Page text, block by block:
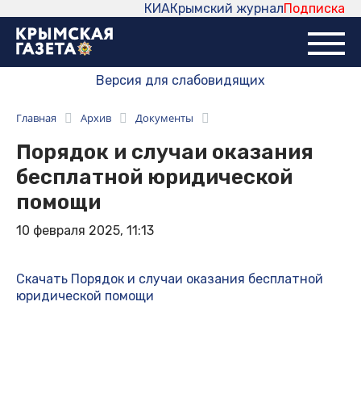
Подписка
Крымский журнал
КИА
Версия для слабовидящих
Главная Архив Документы
Порядок и случаи оказания
бесплатной юридической
помощи
10 февраля 2025, 11:13
Скачать Порядок и случаи оказания бесплатной
юридической помощи